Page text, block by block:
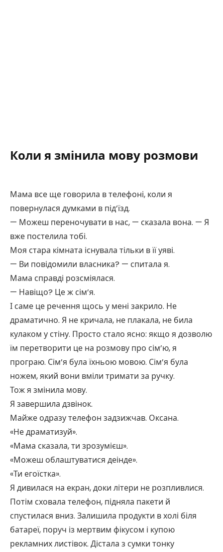
Коли я змінила мову розмови
Мама все ще говорила в телефоні, коли я
повернулася думками в під’їзд.
— Можеш переночувати в нас, — сказала вона. — Я
вже постелила тобі.
Моя стара кімната існувала тільки в її уяві.
— Ви повідомили власника? — спитала я.
Мама справді розсміялася.
— Навіщо? Це ж сім’я.
І саме це речення щось у мені закрило. Не
драматично. Я не кричала, не плакала, не била
кулаком у стіну. Просто стало ясно: якщо я дозволю
їм перетворити це на розмову про сім’ю, я
програю. Сім’я була їхньою мовою. Сім’я була
ножем, який вони вміли тримати за ручку.
Тож я змінила мову.
Я завершила дзвінок.
Майже одразу телефон задзижчав. Оксана.
«Не драматизуй».
«Мама сказала, ти зрозумієш».
«Можеш облаштуватися деінде».
«Ти егоїстка».
Я дивилася на екран, доки літери не розпливлися.
Потім сховала телефон, підняла пакети й
спустилася вниз. Залишила продукти в холі біля
батареї, поруч із мертвим фікусом і купою
рекламних листівок. Дістала з сумки тонку